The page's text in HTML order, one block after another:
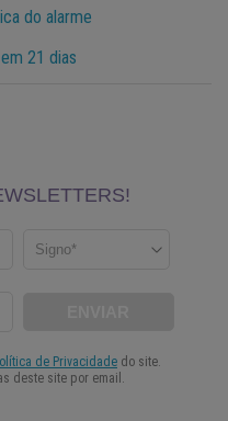
do alarme
21 dias